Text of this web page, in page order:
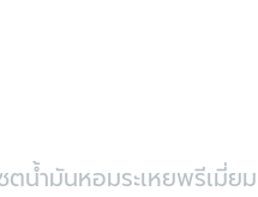
ตน้ำมันหอมระเหยพรีเมี่ยม